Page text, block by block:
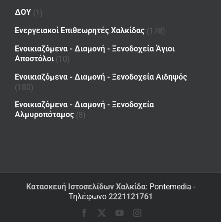
ΔΟΥ (1)
Ενεργειακοί Επιθεωρητές Χαλκίδας (178)
Ενοικιαζόμενα - Διαμονή - Ξενοδοχεία Άγιοι
Αποστόλοι (10)
Ενοικιαζόμενα - Διαμονή - Ξενοδοχεία Αιδηψός
(180)
Ενοικιαζόμενα - Διαμονή - Ξενοδοχεία
Αλμυροπόταμος (8)
Κατασκευή Ιστοσελίδων Χαλκίδα: Pontemedia -
Τηλέφωνο 2221121761
Facebook YouTube